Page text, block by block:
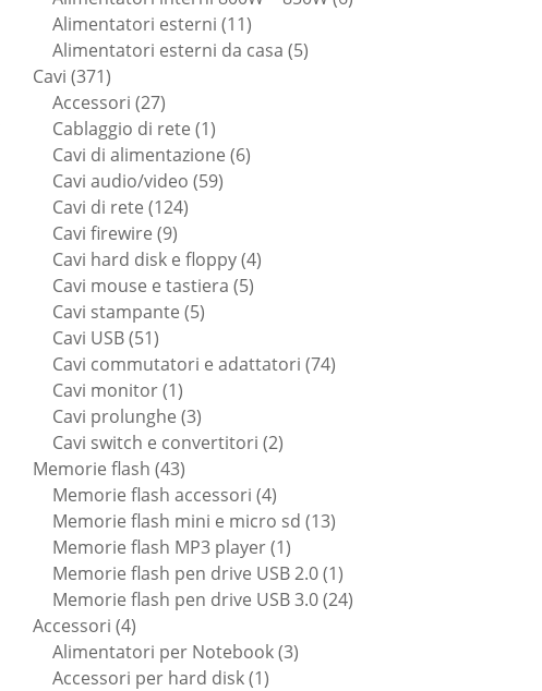
Alimentatori esterni 1111
prodotti
Alimentatori esterni da casa 55
Cavi 371371
prodotti
Accessori 2727
prodotti
Cablaggio di rete 11
prodotto
Cavi di alimentazione 66
Cavi audio/video 5959
Cavi di rete 124124
Cavi firewire 99
prodotti
Cavi hard disk e floppy 44
Cavi mouse e tastiera 55
Cavi stampante 55
Cavi USB 5151
prodotti
Cavi commutatori e adattatori 7474
Cavi monitor 11
prodotto
Cavi prolunghe 33
prodotti
Cavi switch e convertitori 22
Memorie flash 4343
prodotti
Memorie flash accessori 44
prodotti
Memorie flash mini e micro sd 1313
Memorie flash MP3 player 11
prodotto
Memorie flash pen drive USB 2.0 11
prodotto
Memorie flash pen drive USB 3.0 2424
Accessori 44
prodotti
Alimentatori per Notebook 33
Accessori per hard disk 11